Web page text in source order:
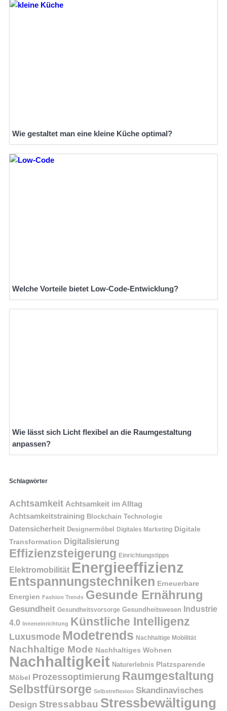
Wie gestaltet man eine kleine Küche optimal?
Welche Vorteile bietet Low-Code-Entwicklung?
Wie lässt sich Licht flexibel an die Raumgestaltung
anpassen?
Schlagwörter
Achtsamkeit Achtsamkeit im Alltag
Achtsamkeitstraining Blockchain Technologie
Datensicherheit Designermöbel Digitales Marketing Digitale
Transformation Digitalisierung
Effizienzsteigerung Einrichtungstipps
Elektromobilität Energieeffizienz
Entspannungstechniken Erneuerbare
Energien Fashion Trends Gesunde Ernährung
Gesundheit Gesundheitsvorsorge Gesundheitswesen Industrie
4.0 Inneneinrichtung Künstliche Intelligenz
Luxusmode Modetrends Nachhaltige Mobilität
Nachhaltige Mode Nachhaltiges Wohnen
Nachhaltigkeit Naturerlebnis Platzsparende
Möbel
Prozessoptimierung Raumgestaltung
Selbstfürsorge Selbstreflexion Skandinavisches
Design Stressabbau Stressbewältigung